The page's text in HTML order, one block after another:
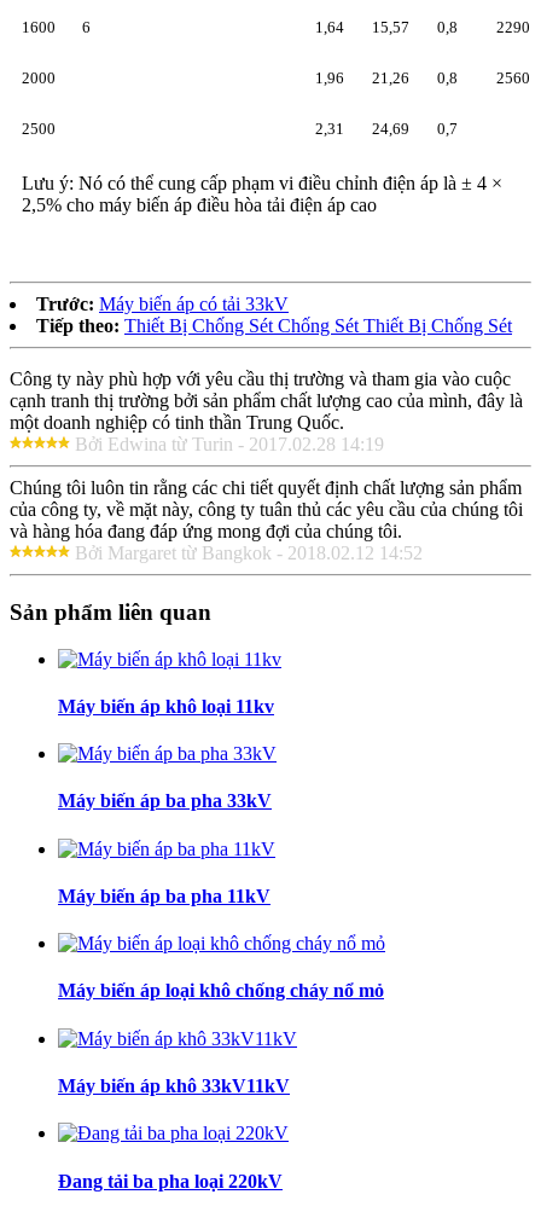
1600 6 1,64 15,57 0,8 2290
2000 1,96 21,26 0,8 2560
2500 2,31 24,69 0,7
Lưu ý: Nó có thể cung cấp phạm vi điều chỉnh điện áp là ± 4 ×
2,5% cho máy biến áp điều hòa tải điện áp cao
Trước: Máy biến áp có tải 33kV
Tiếp theo: Thiết Bị Chống Sét Chống Sét Thiết Bị Chống Sét
Công ty này phù hợp với yêu cầu thị trường và tham gia vào cuộc
cạnh tranh thị trường bởi sản phẩm chất lượng cao của mình, đây là
một doanh nghiệp có tinh thần Trung Quốc.
Bởi Edwina từ Turin - 2017.02.28 14:19
Chúng tôi luôn tin rằng các chi tiết quyết định chất lượng sản phẩm
của công ty, về mặt này, công ty tuân thủ các yêu cầu của chúng tôi
và hàng hóa đang đáp ứng mong đợi của chúng tôi.
Bởi Margaret từ Bangkok - 2018.02.12 14:52
Sản phẩm liên quan
Máy biến áp khô loại 11kv
Máy biến áp ba pha 33kV
Máy biến áp ba pha 11kV
Máy biến áp loại khô chống cháy nổ mỏ
Máy biến áp khô 33kV11kV
Đang tải ba pha loại 220kV